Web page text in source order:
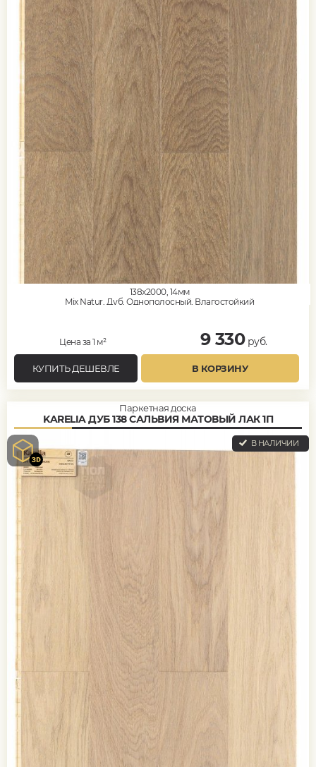
138x2000, 14мм
Mix Natur, Дуб, Однополосный, Влагостойкий
Цена за 1 м² 9 330руб.
КУПИТЬ ДЕШЕВЛЕ В КОРЗИНУ
Паркетная доска
KARELIA ДУБ 138 САЛЬВИЯ МАТОВЫЙ ЛАК 1П
В НАЛИЧИИ